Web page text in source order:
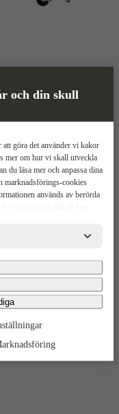
och din skull
göra det använder vi kakor
mer om hur vi skall utveckla
du läsa mer och anpassa dina
marknadsförings-cookies
används av berörda
lagstiftning alla de krav
lämna över uppgifter till
begäran. Det kan dock
myndigheterna har
cookies nedan
land.